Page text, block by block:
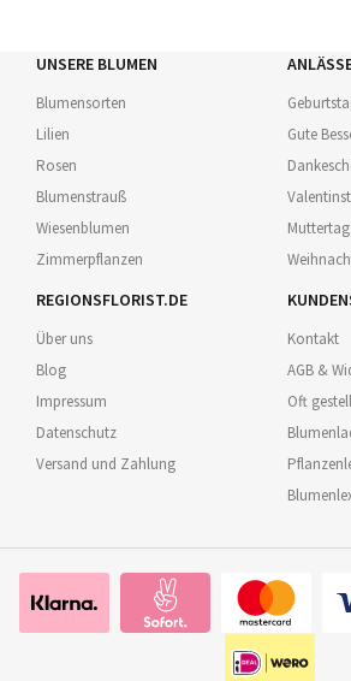
UNSERE BLUMEN
Blumensorten
Lilien
Rosen
Blumenstrauß
Wiesenblumen
Zimmerpflanzen
Gute
Muttertag
REGIONSFLORIST.DE
Über uns
Blog
Impressum
Datenschutz
Versand und Zahlung
Kontakt
AGB &
Oft